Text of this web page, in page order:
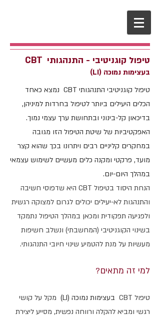
טיפול קוגניטיבי - התנהגותי CBT
בעצימות נמוכה (LI)
טיפול קוגניטיבי התנהגותי CBT נמצא כאחד
הכלים היעילים ביותר לטיפול בחרדות למיניהן,
בדיכאון קל-בינוני ובתחושת ערך עצמי נמוך.
האפקטיביות של שיטת הטיפול הזו מגובה
במחקרים קליניים רבים ויתרונו בכך שהוא קצר
מועד, פרקטי ומקנה כלים מעשיים לשימוש עצמאי
במהלך היום-יום.
הנחת היסוד בטיפול CBT היא שדפוסי חשיבה
והתנהגות לא-יעילים יכולים לגרום למצוקה רגשית
ולפגיעה תפקודית ומכאן במהלך הטיפול נתמקד
בשינוי הקוגניטיבי (המחשבתי) ונשלב חשיפות
מעשיות על מנת להטמיע שינוי חיובי התנהגותי.
למי זה מתאים?
טיפול CBT בעצימות נמוכה (LI)
מקל על קושי
רגשי ומביא להקלה ורווחה נפשית, מסייע ליצירת